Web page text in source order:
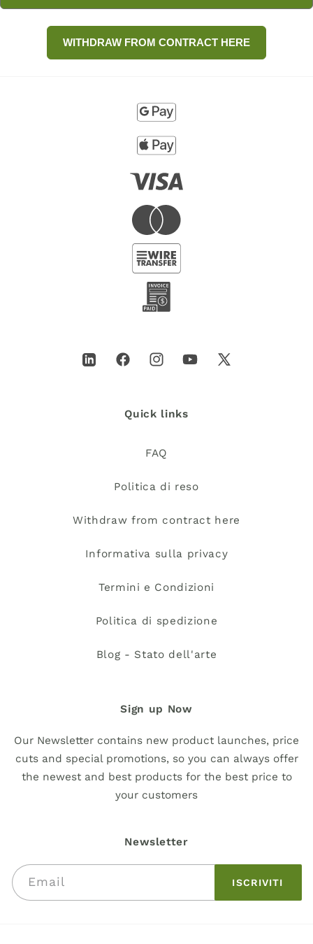
LinkedInFacebookInstagramYouTube
X
Quick links
FAQ
Politica di reso
Withdraw from contract here
Informativa sulla privacy
Termini e Condizioni
Politica di spedizione
Blog - Stato dell'arte
Sign up Now
Our Newsletter contains new product launches, price
cuts and special promotions, so you can always offer
the newest and best products for the best price to
your customers
Newsletter
Email ISCRIVITI